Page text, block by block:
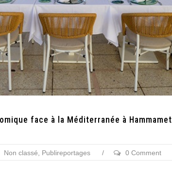
face à la Méditerranée à Hammamet
Non classé, Publireportages / 0 Comment